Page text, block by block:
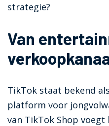
strategie?
Van
TikTok staat bekend
platform voor
van TikTok Shop